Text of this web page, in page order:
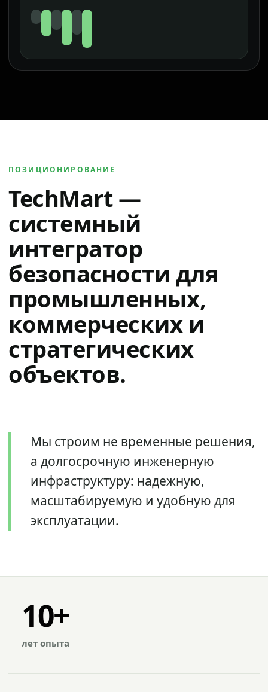
ПОЗИЦИОНИРОВАНИЕ
TechMart —
системный
интегратор
безопасности для
промышленных,
коммерческих и
стратегических
объектов.
Мы строим не временные решения,
а долгосрочную инженерную
инфраструктуру: надежную,
масштабируемую и удобную для
эксплуатации.
10+
лет опыта